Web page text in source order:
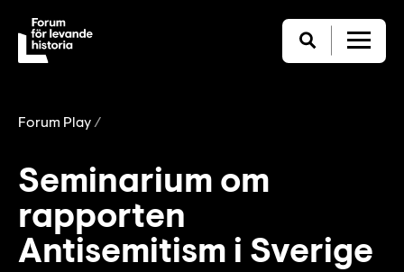
Forum Play
Seminarium om
rapporten
Antisemitism i Sverige